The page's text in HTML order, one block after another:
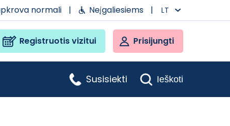
normali | Neįgaliesiems | LT
Registruotis vizitui Prisijungti
Susisiekti Ieškoti